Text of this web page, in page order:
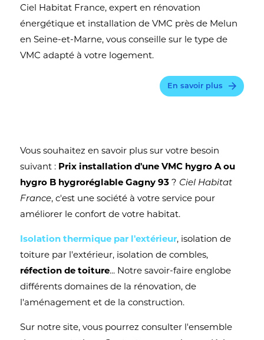
Ciel Habitat France, expert en rénovation
énergétique et installation de VMC près de Melun
en Seine-et-Marne, vous conseille sur le type de
VMC adapté à votre logement.
En savoir plus
Vous souhaitez en savoir plus sur votre besoin
suivant : Prix installation d'une VMC hygro A ou
hygro B hygroréglable Gagny 93? Ciel Habitat
France, c'est une société à votre service pour
améliorer le confort de votre habitat.
Isolation thermique par l'extérieur, isolation de
toiture par l'extérieur, isolation de combles,
réfection de toiture... Notre savoir-faire englobe
différents domaines de la rénovation, de
l'aménagement et de la construction.
Sur notre site, vous pourrez consulter l'ensemble